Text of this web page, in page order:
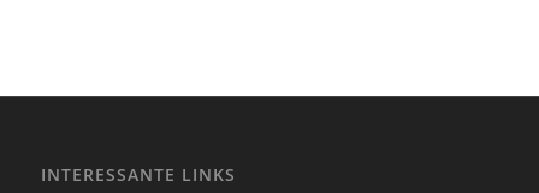
INTERESSANTE LINKS